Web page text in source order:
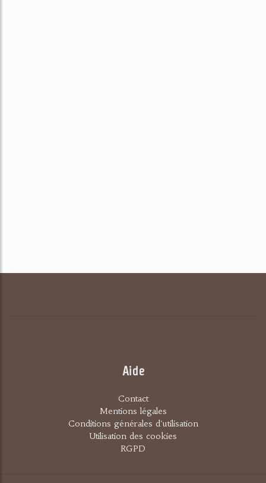
Aide
Contact
Mentions légales
Conditions générales d'utilisation
Utilisation des cookies
RGPD